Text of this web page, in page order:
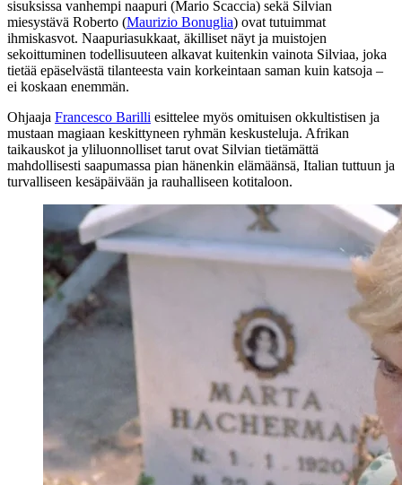
sisuksissa vanhempi naapuri (Mario Scaccia) sekä Silvian
miesystävä Roberto (Maurizio Bonuglia) ovat tutuimmat
ihmiskasvot. Naapuriasukkaat, äkilliset näyt ja muistojen
sekoittuminen todellisuuteen alkavat kuitenkin vainota Silviaa, joka
tietää epäselvästä tilanteesta vain korkeintaan saman kuin katsoja –
ei koskaan enemmän.
Ohjaaja Francesco Barilli esittelee myös omituisen okkultistisen ja
mustaan magiaan keskittyneen ryhmän keskusteluja. Afrikan
taikauskot ja yliluonnolliset tarut ovat Silvian tietämättä
mahdollisesti saapumassa pian hänenkin elämäänsä, Italian tuttuun ja
turvalliseen kesäpäivään ja rauhalliseen kotitaloon.